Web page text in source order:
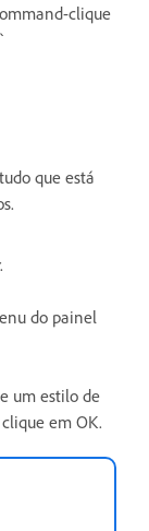
clique
que está
do painel
um estilo de
em OK.